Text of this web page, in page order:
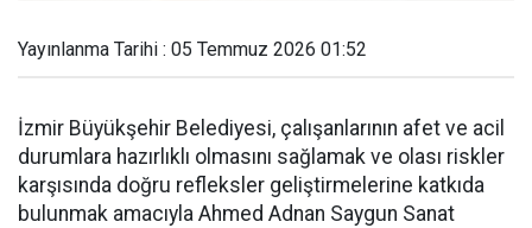
Yayınlanma Tarihi : 05 Temmuz 2026 01:52
İzmir Büyükşehir Belediyesi, çalışanlarının afet ve acil
durumlara hazırlıklı olmasını sağlamak ve olası riskler
karşısında doğru refleksler geliştirmelerine katkıda
bulunmak amacıyla Ahmed Adnan Saygun Sanat